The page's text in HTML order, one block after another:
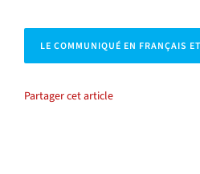
LE COMMUNIQUÉ EN FRANÇAIS
Partager cet article